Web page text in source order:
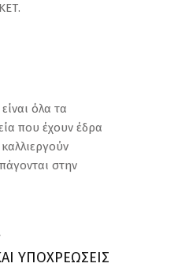
όλα τα
που έχουν έδρα
στην
ΥΠΟΧΡΕΩΣΕΙΣ